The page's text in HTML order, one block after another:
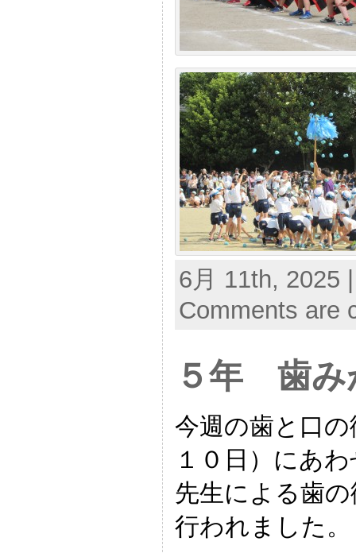
6月 11th, 2025
Comments are
５年 歯み
今週の歯と口
１０日）にあ
先生による歯
行われました。